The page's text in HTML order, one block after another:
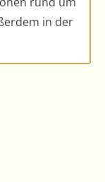
in der